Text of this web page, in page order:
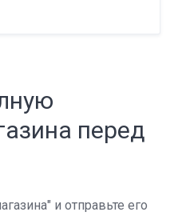
перед
и отправьте его